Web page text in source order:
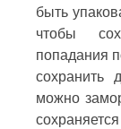
быть
чтобы
попадания
сохранить
можно